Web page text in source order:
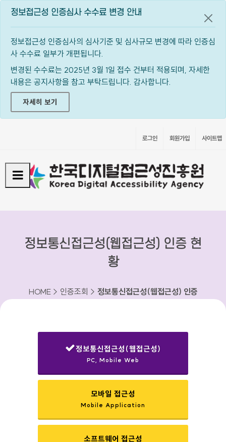
정보접근성 인증심사 수수료 변경 안내
정보접근성 인증심사의 심사기준 및 심사규모 변경에 따라 인증심
사 수수료 일부가 개편됩니다.
변경된 수수료는 2025년 3월 1일 접수 건부터 적용되며, 자세한
내용은 공지사항을 참고 부탁드립니다. 감사합니다.
자세히 보기
공지
로그인 회원가입 사이트맵
정보통신접근성(웹접근성) 인증 현
황
HOME > 인증조회 > 정보통신접근성(웹접근성) 인증
정보통신접근성(웹접근성)
PC, Mobile Web
모바일 접근성
Mobile Application
소프트웨어 접근성